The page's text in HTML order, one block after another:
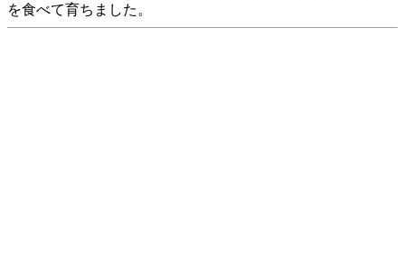
を食べて育ちました。